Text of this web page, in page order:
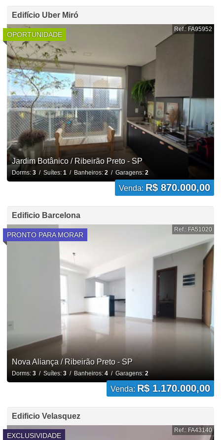
Edifício Uber Miró
OPORTUNIDADE
Ref.: FA95952
Jardim Botânico / Ribeirão Preto - SP
Dorms: 3/ Suítes: 1/ Banheiros: 2/ Garagens: 2
Venda: R$ 870.000,00
Edificio Barcelona
PRONTO PARA MORAR
Ref.: FA51020
Nova Aliança / Ribeirão Preto - SP
Dorms: 3/ Suítes: 3/ Banheiros: 4/ Garagens: 2
Venda: R$ 1.170.000,00
Edificio Velasquez
EXCLUSIVIDADE
Ref.: FA43140